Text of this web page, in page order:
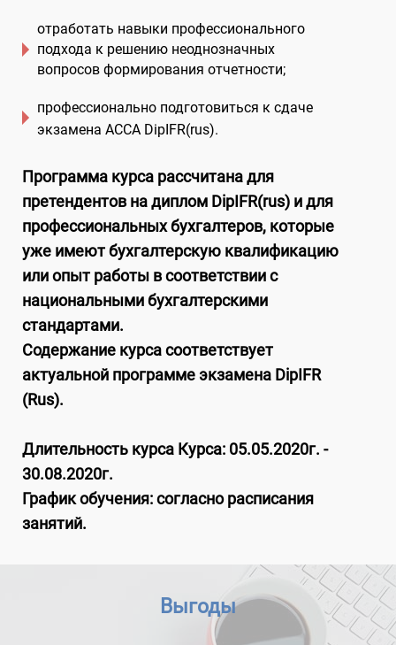
отработать навыки профессионального
подхода к решению неоднозначных
вопросов формирования отчетности;
профессионально подготовиться к сдаче
экзамена АССА DipIFR(rus).
Программа курса рассчитана для
претендентов на диплом DipIFR(rus) и для
профессиональных бухгалтеров, которые
уже имеют бухгалтерскую квалификацию
или опыт работы в соответствии с
национальными бухгалтерскими
стандартами.
Содержание курса соответствует
актуальной программе экзамена DipIFR
(Rus).
Длительность курса Курса: 05.05.2020г. -
30.08.2020г.
График обучения: согласно расписания
занятий.
Выгоды